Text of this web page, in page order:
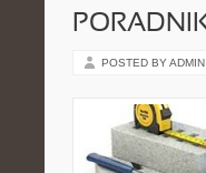
POSTED BY ADMIN